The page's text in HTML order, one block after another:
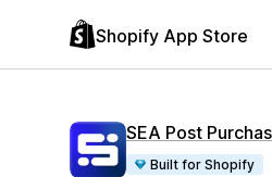
Shopify App Store
SEA Post
Built for Shopify